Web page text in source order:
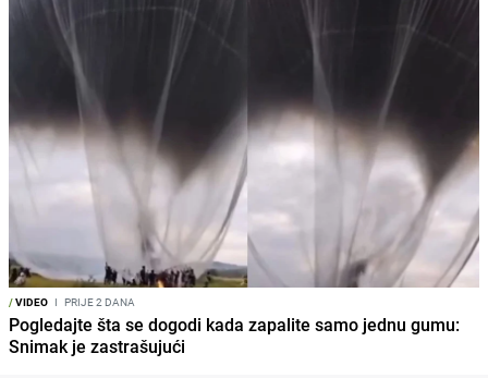
/VIDEO I PRIJE 2 DANA
Pogledajte šta se dogodi kada zapalite samo jednu gumu:
Snimak je zastrašujući